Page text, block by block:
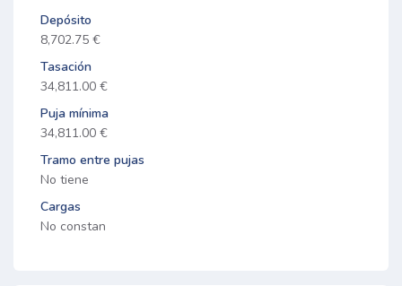
Depósito
8,702.75 €
Tasación
34,811.00 €
Puja mínima
34,811.00 €
Tramo entre pujas
No tiene
Cargas
No constan